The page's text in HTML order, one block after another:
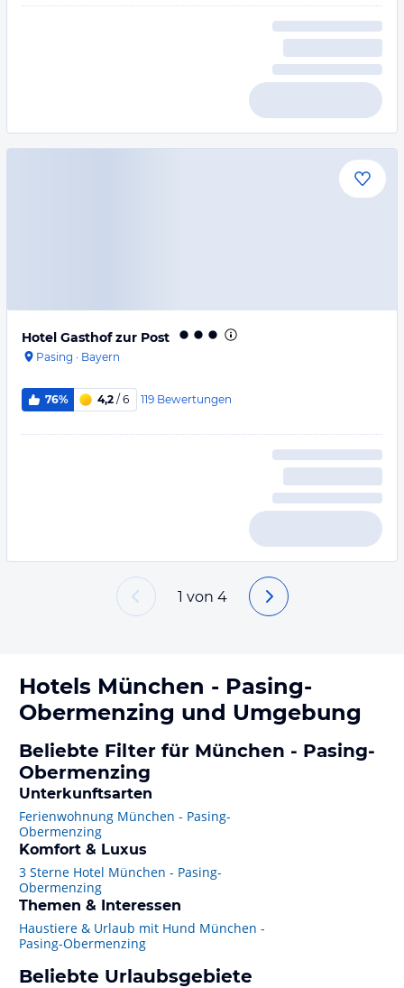
Hotel Gasthof zur Post
Pasing · Bayern
76% 4,2 / 6 119 Bewertungen
1 von 4
Hotels München - Pasing-
Obermenzing und Umgebung
Beliebte Filter für München - Pasing-
Obermenzing
Unterkunftsarten
Ferienwohnung München - Pasing-
Obermenzing
Komfort & Luxus
3 Sterne Hotel München - Pasing-
Obermenzing
Themen & Interessen
Haustiere & Urlaub mit Hund München -
Pasing-Obermenzing
Beliebte Urlaubsgebiete